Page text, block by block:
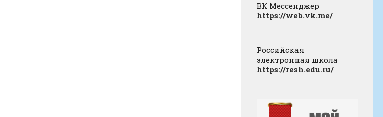
ВК Мессенджер
https://web.vk.me/
Российская
электронная школа
https://resh.edu.ru/